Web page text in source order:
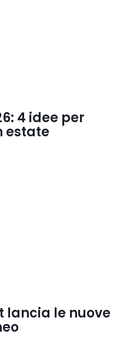
4 idee per
estate
lancia le nuove